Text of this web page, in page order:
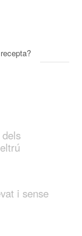
i sense